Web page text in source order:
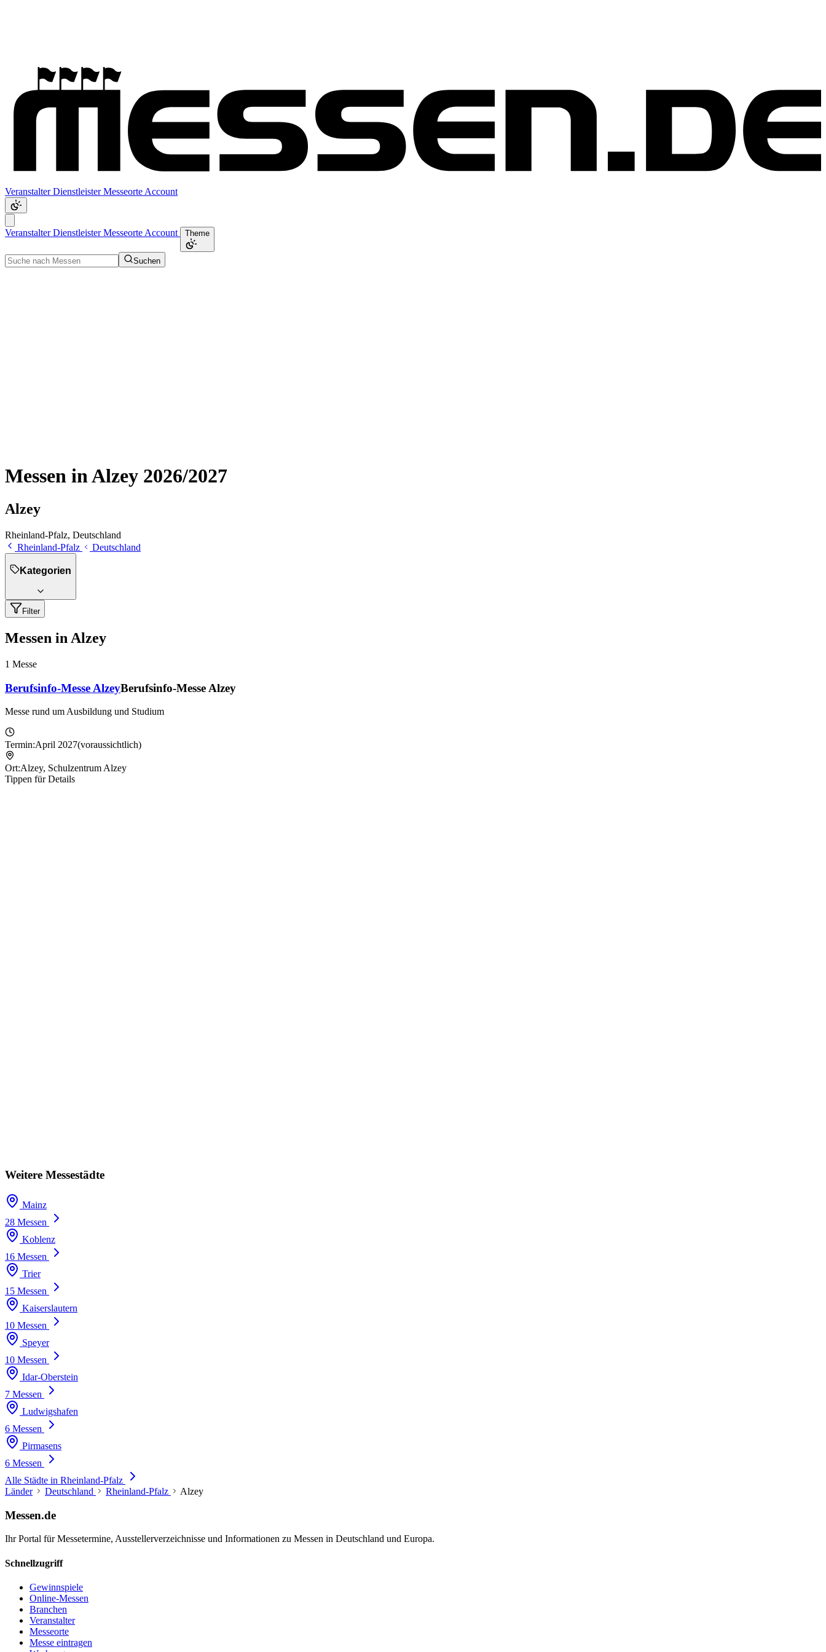
VeranstalterDienstleisterMesseorte Account
VeranstalterDienstleisterMesseorte Account Theme
Suchen
Messen in Alzey 2026/2027
Alzey
Rheinland-Pfalz, Deutschland
Rheinland-Pfalz
Deutschland
Kategorien
Filter
Messen in Alzey
1 Messe
Berufsinfo-Messe AlzeyBerufsinfo-Messe Alzey
Messe rund um Ausbildung und Studium
Termin:April 2027(voraussichtlich)
Ort:Alzey, Schulzentrum Alzey
Tippen für Details
Weitere Messestädte
Mainz
28 Messen
Koblenz
16 Messen
Trier
15 Messen
Kaiserslautern
10 Messen
Speyer
10 Messen
Idar-Oberstein
7 Messen
Ludwigshafen
6 Messen
Pirmasens
6 Messen
Alle Städte in Rheinland-Pfalz
Länder
Deutschland Rheinland-Pfalz Alzey
Messen.de
Ihr Portal für Messetermine, Ausstellerverzeichnisse und Informationen zu Messen in Deutschland und Europa.
Schnellzugriff
Gewinnspiele
Online-Messen
Branchen
Veranstalter
Messeorte
Messe eintragen